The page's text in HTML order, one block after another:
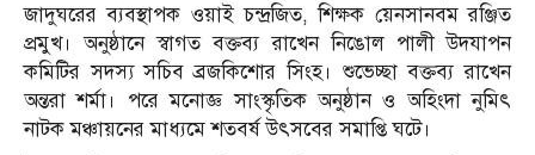
জাদুঘরের ব্যবস্থাপক ওয়াই চন্দ্রজিত, শিক্ষক য়েনসানবম রঞ্জিত
প্রমুখ। অনুষ্ঠানে স্বাগত বক্তব্য রাখেন নিঙোল পালী উদযাপন
কমিটির সদস্য সচিব ব্রজকিশোর সিংহ। শুভেচ্ছা বক্তব্য রাখেন
অন্তরা শর্মা। পরে মনোজ্ঞ সাংস্কৃতিক অনুষ্ঠান ও অহিংদা নুমিৎ
নাটক মঞ্চায়নের মাধ্যমে শতবর্ষ উৎসবের সমাপ্তি ঘটে।